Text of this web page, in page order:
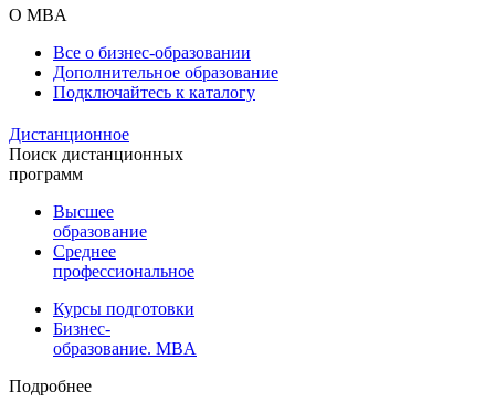
О MBA
Все о бизнес-образовании
Дополнительное образование
Подключайтесь к каталогу
Дистанционное
Поиск дистанционных
программ
Высшее
образование
Среднее
профессиональное
Курсы подготовки
Бизнес-
образование. MBA
Подробнее